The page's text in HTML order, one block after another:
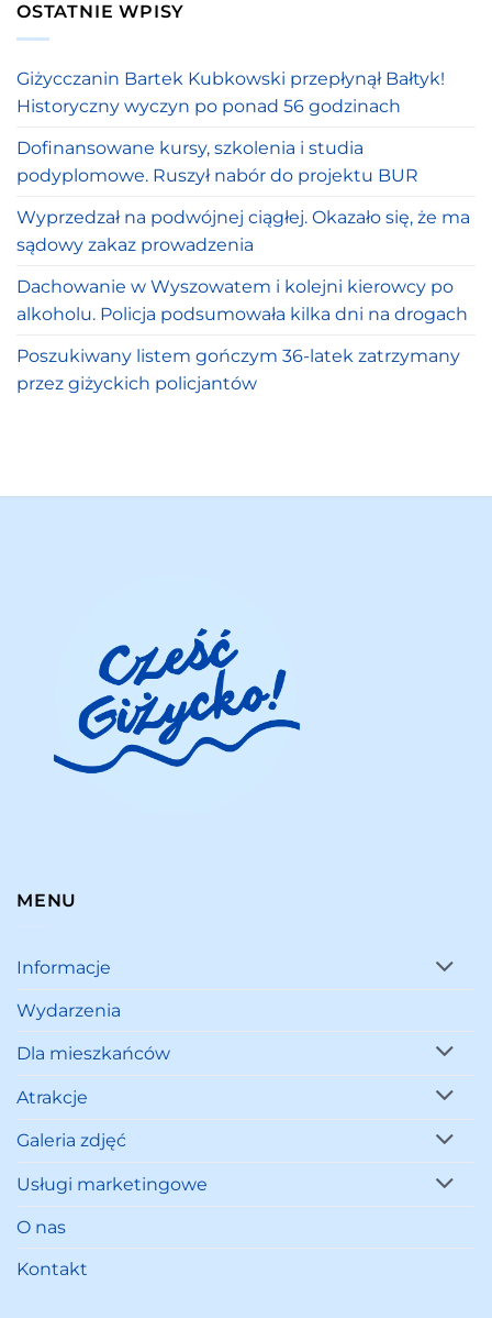
OSTATNIE WPISY
Giżycczanin Bartek Kubkowski przepłynął Bałtyk!
Historyczny wyczyn po ponad 56 godzinach
Dofinansowane kursy, szkolenia i studia
podyplomowe. Ruszył nabór do projektu BUR
Wyprzedzał na podwójnej ciągłej. Okazało się, że ma
sądowy zakaz prowadzenia
Dachowanie w Wyszowatem i kolejni kierowcy po
alkoholu. Policja podsumowała kilka dni na drogach
Poszukiwany listem gończym 36-latek zatrzymany
przez giżyckich policjantów
MENU
Informacje
Wydarzenia
Dla mieszkańców
Atrakcje
Galeria zdjęć
Usługi marketingowe
O nas
Kontakt